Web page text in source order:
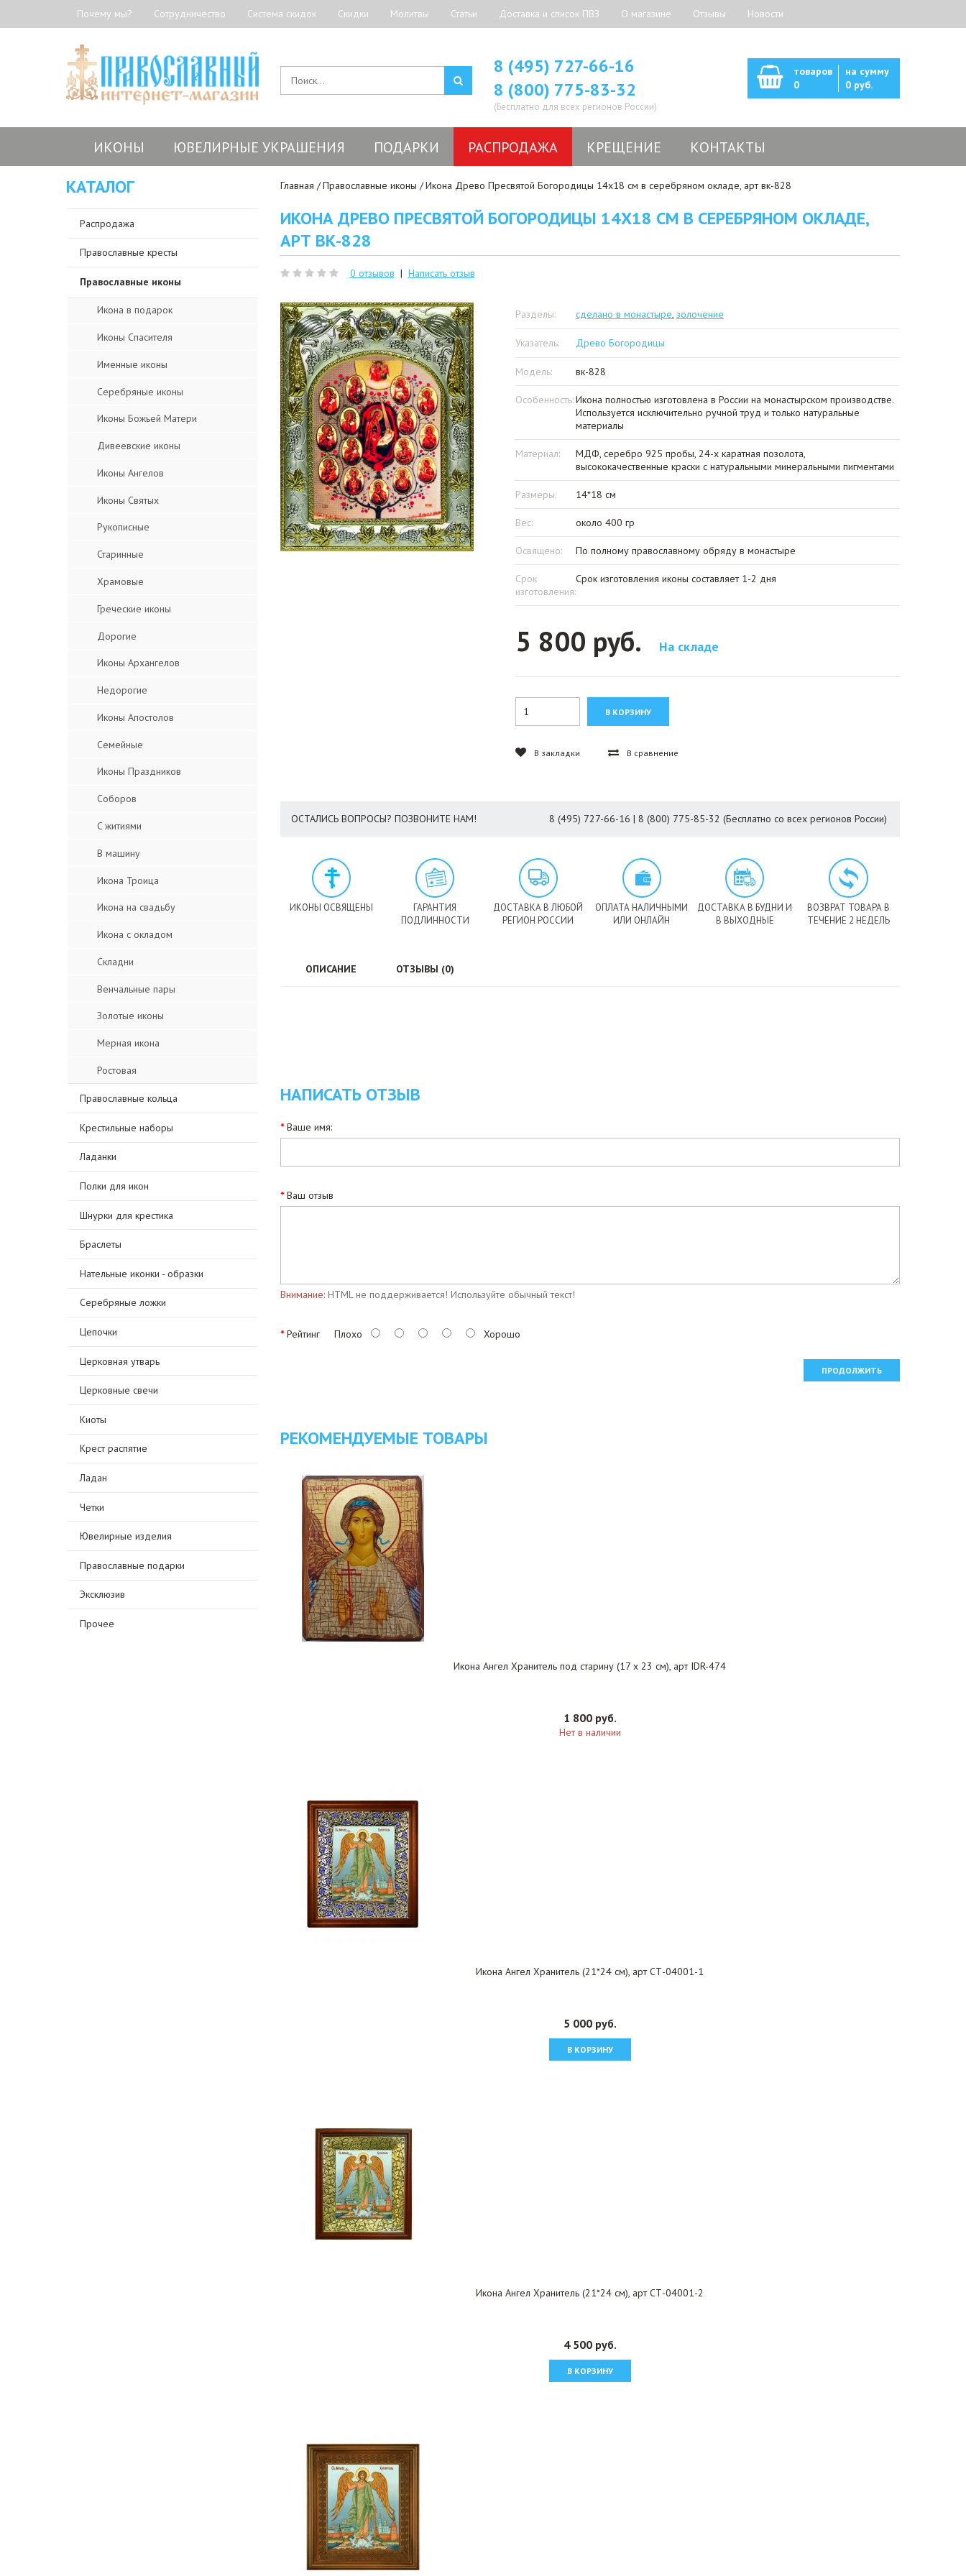
Почему мы? Сотрудничество Система скидок Скидки Молитвы Статьи Доставка и список ПВЗ О магазине Отзывы Новости
8 (495) 727-66-16
8 (800) 775-83-32
(Бесплатно для всех регионов России)
товаров
0
на сумму
0 руб.
ИКОНЫ ЮВЕЛИРНЫЕ УКРАШЕНИЯ ПОДАРКИ РАСПРОДАЖА КРЕЩЕНИЕ КОНТАКТЫ
КАТАЛОГ
Распродажа
Православные кресты
Православные иконы
Икона в подарок
Иконы Спасителя
Именные иконы
Серебряные иконы
Иконы Божьей Матери
Дивеевские иконы
Иконы Ангелов
Иконы Святых
Рукописные
Старинные
Храмовые
Греческие иконы
Дорогие
Иконы Архангелов
Недорогие
Иконы Апостолов
Семейные
Иконы Праздников
Соборов
C житиями
В машину
Икона Троица
Икона на свадьбу
Икона с окладом
Складни
Венчальные пары
Золотые иконы
Мерная икона
Ростовая
Православные кольца
Крестильные наборы
Ладанки
Полки для икон
Шнурки для крестика
Браслеты
Нательные иконки - образки
Серебряные ложки
Цепочки
Церковная утварь
Церковные свечи
Киоты
Крест распятие
Ладан
Четки
Ювелирные изделия
Православные подарки
Эксклюзив
Прочее
Главная Православные иконы Икона Древо Пресвятой Богородицы 14x18 см в серебряном окладе, арт вк-828
ИКОНА ДРЕВО ПРЕСВЯТОЙ БОГОРОДИЦЫ 14X18 СМ В СЕРЕБРЯНОМ ОКЛАДЕ,
АРТ ВК-828
0 отзывов | Написать отзыв
Разделы: сделано в монастыре, золочение
Указатель: Древо Богородицы
Модель: вк-828
Особенность:Икона полностью изготовлена в России на монастырском производстве.
Используется исключительно ручной труд и только натуральные
материалы
Материал:
МДФ, серебро 925 пробы, 24-х каратная позолота,
высококачественные краски с натуральными минеральными пигментами
Размеры: 14*18 см
Вес: около 400 гр
Освящено: По полному православному обряду в монастыре
Срок
изготовления:
Срок изготовления иконы составляет 1-2 дня
5 800 руб. На складе
В закладки В сравнение
ОСТАЛИСЬ ВОПРОСЫ? ПОЗВОНИТЕ НАМ! 8 (495) 727-66-16 | 8 (800) 775-85-32 (Бесплатно со всех регионов России)
ИКОНЫ ОСВЯЩЕНЫ
ГАРАНТИЯ
ПОДЛИННОСТИ
ДОСТАВКА В ЛЮБОЙ
РЕГИОН РОССИИ
ОПЛАТА НАЛИЧНЫМИ
ИЛИ ОНЛАЙН
ДОСТАВКА В БУДНИ И
В ВЫХОДНЫЕ
ВОЗВРАТ ТОВАРА В
ТЕЧЕНИЕ 2 НЕДЕЛЬ
ОПИСАНИЕ ОТЗЫВЫ (0)
НАПИСАТЬ ОТЗЫВ
Ваше имя:
Ваш отзыв
Внимание:HTML не поддерживается! Используйте обычный текст!
РейтингПлохо Хорошо
ПРОДОЛЖИТЬ
РЕКОМЕНДУЕМЫЕ ТОВАРЫ
Икона Ангел Хранитель под старину (17 х 23 см), арт IDR-474
1 800 руб.
Нет в наличии
Икона Ангел Хранитель (21*24 см), арт СТ-04001-1
5 000 руб.
В КОРЗИНУ
Икона Ангел Хранитель (21*24 см), арт СТ-04001-2
4 500 руб.
В КОРЗИНУ